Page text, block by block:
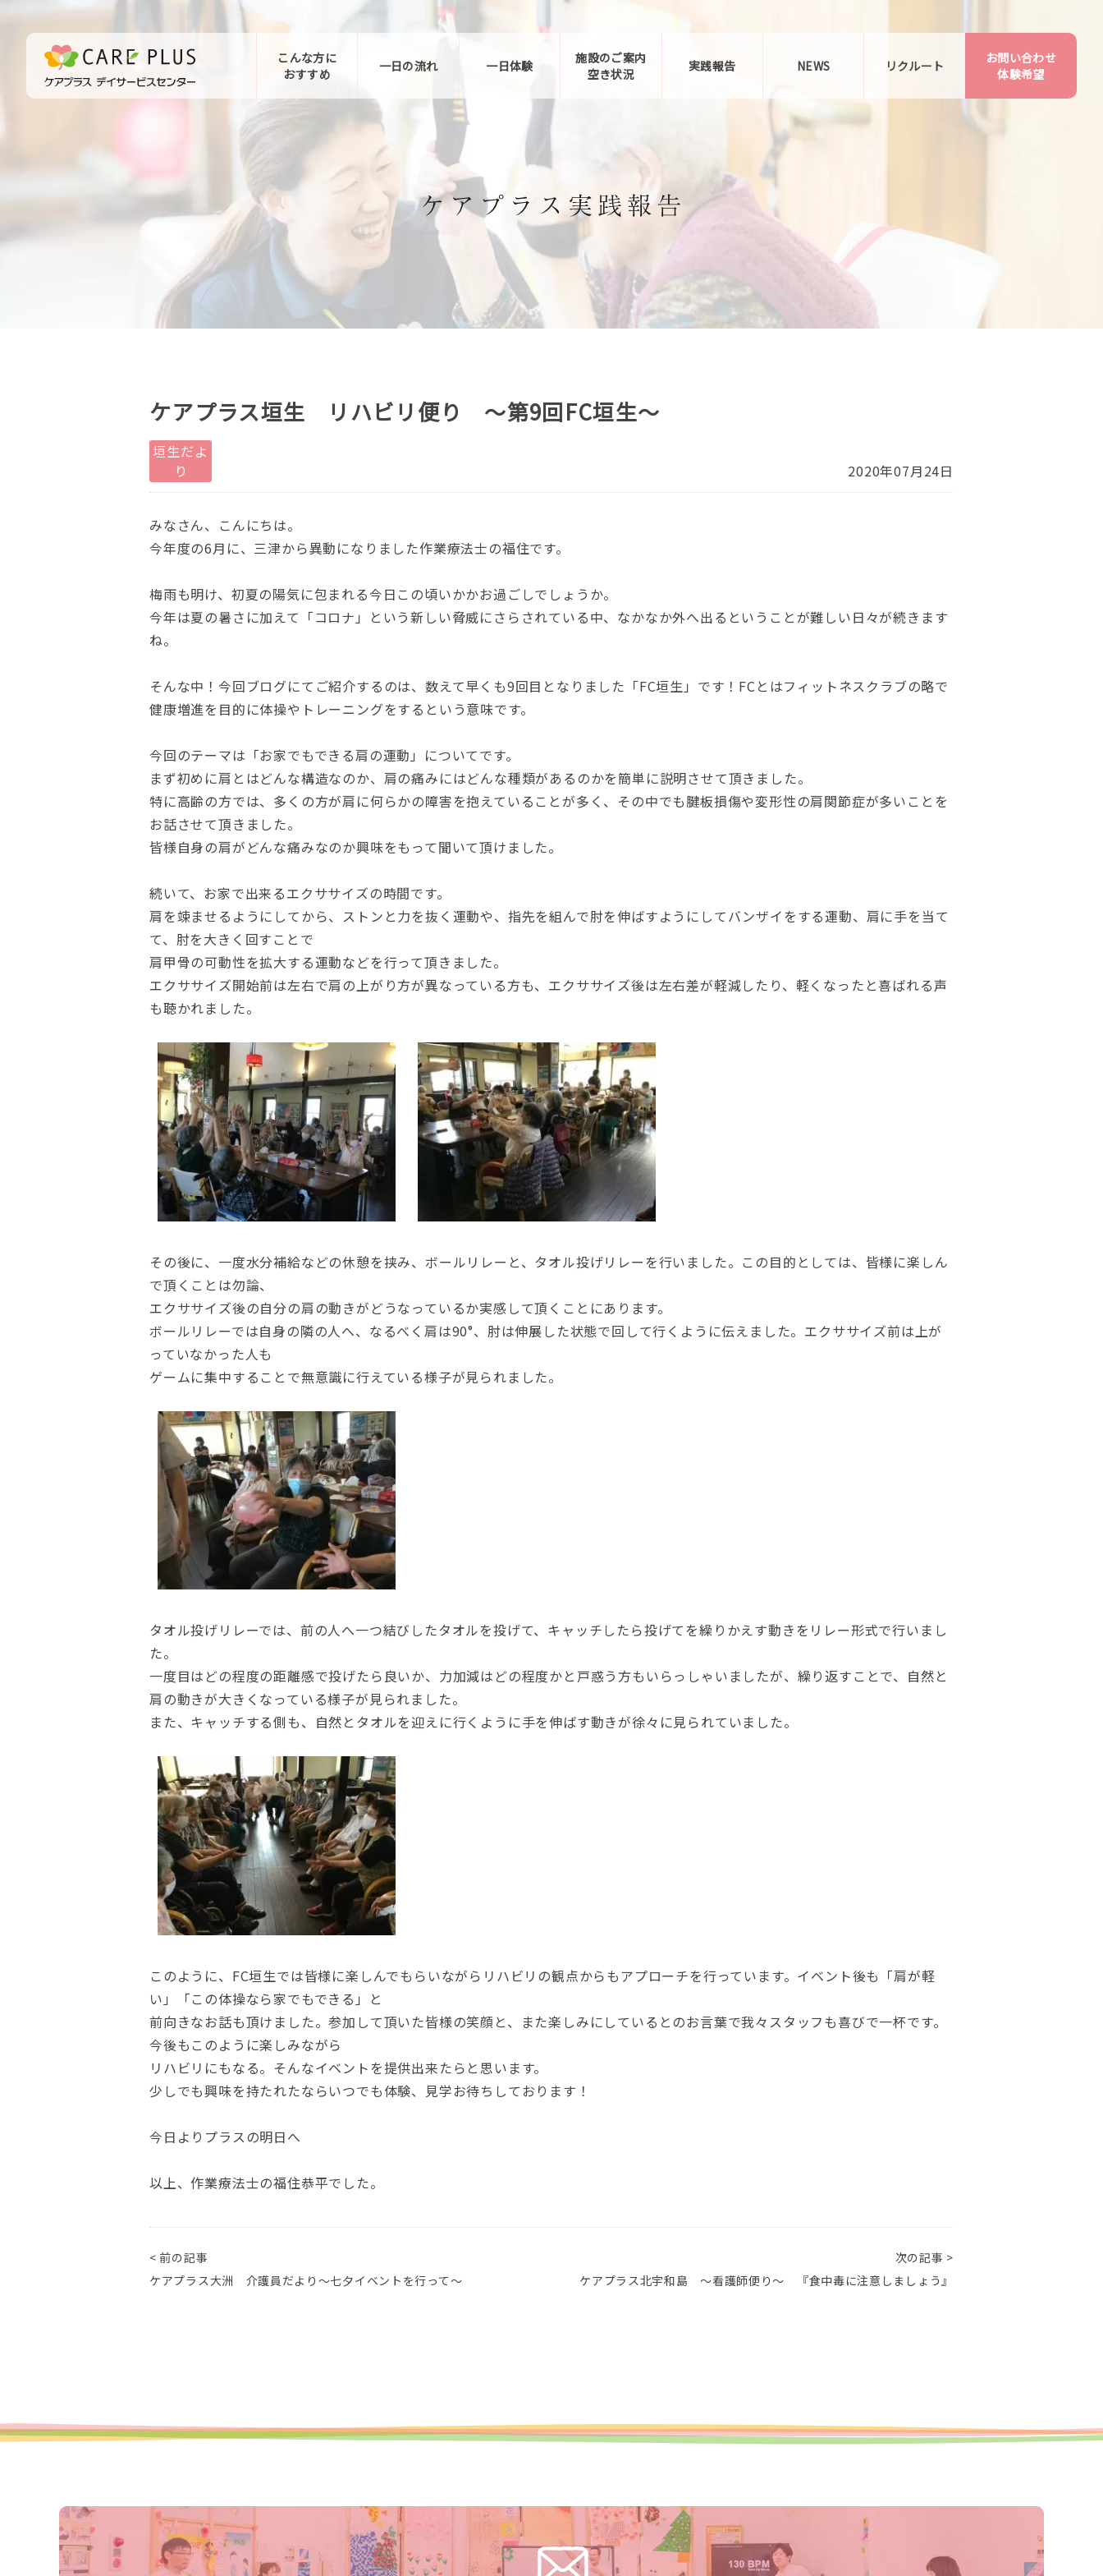
こんな方に
おすすめ
一日の流れ 一日体験
施設のご案内
空き状況
実践報告 NEWS リクルート
お問い合わせ
お問い合わせ
体験希望
ケアプラス垣生 リハビリ便り ～第9回FC垣生～
垣生だよ
り
2020年07月24日
みなさん、こんにちは。
今年度の6月に、三津から異動になりました作業療法士の福住です。
梅雨も明け、初夏の陽気に包まれる今日この頃いかかお過ごしでしょうか。
今年は夏の暑さに加えて「コロナ」という新しい脅威にさらされている中、なかなか外へ出るということが難しい日々が続きます
ね。
そんな中！今回ブログにてご紹介するのは、数えて早くも9回目となりました「FC垣生」です！FCとはフィットネスクラブの略で
健康増進を目的に体操やトレーニングをするという意味です。
今回のテーマは「お家でもできる肩の運動」についてです。
まず初めに肩とはどんな構造なのか、肩の痛みにはどんな種類があるのかを簡単に説明させて頂きました。
特に高齢の方では、多くの方が肩に何らかの障害を抱えていることが多く、その中でも腱板損傷や変形性の肩関節症が多いことを
お話させて頂きました。
皆様自身の肩がどんな痛みなのか興味をもって聞いて頂けました。
続いて、お家で出来るエクササイズの時間です。
肩を竦ませるようにしてから、ストンと力を抜く運動や、指先を組んで肘を伸ばすようにしてバンザイをする運動、肩に手を当て
て、肘を大きく回すことで
肩甲骨の可動性を拡大する運動などを行って頂きました。
エクササイズ開始前は左右で肩の上がり方が異なっている方も、エクササイズ後は左右差が軽減したり、軽くなったと喜ばれる声
も聴かれました。
その後に、一度水分補給などの休憩を挟み、ボールリレーと、タオル投げリレーを行いました。この目的としては、皆様に楽しん
で頂くことは勿論、
エクササイズ後の自分の肩の動きがどうなっているか実感して頂くことにあります。
ボールリレーでは自身の隣の人へ、なるべく肩は90°、肘は伸展した状態で回して行くように伝えました。エクササイズ前は上が
っていなかった人も
ゲームに集中することで無意識に行えている様子が見られました。
タオル投げリレーでは、前の人へ一つ結びしたタオルを投げて、キャッチしたら投げてを繰りかえす動きをリレー形式で行いまし
た。
一度目はどの程度の距離感で投げたら良いか、力加減はどの程度かと戸惑う方もいらっしゃいましたが、繰り返すことで、自然と
肩の動きが大きくなっている様子が見られました。
また、キャッチする側も、自然とタオルを迎えに行くように手を伸ばす動きが徐々に見られていました。
このように、FC垣生では皆様に楽しんでもらいながらリハビリの観点からもアプローチを行っています。イベント後も「肩が軽
い」「この体操なら家でもできる」と
前向きなお話も頂けました。参加して頂いた皆様の笑顔と、また楽しみにしているとのお言葉で我々スタッフも喜びで一杯です。
今後もこのように楽しみながら
リハビリにもなる。そんなイベントを提供出来たらと思います。
少しでも興味を持たれたならいつでも体験、見学お待ちしております！
今日よりプラスの明日へ
以上、作業療法士の福住恭平でした。
< 前の記事
ケアプラス大洲 介護員だより～七夕イベントを行って～
次の記事 >
ケアプラス北宇和島 ～看護師便り～ 『食中毒に注意しましょう』